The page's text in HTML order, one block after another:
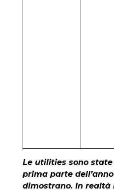
Le utilities sono
prima parte
dimostrano. In realtà